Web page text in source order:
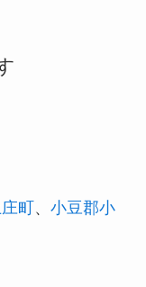
町、 小豆郡小